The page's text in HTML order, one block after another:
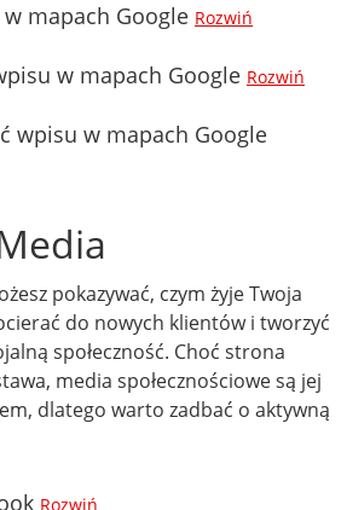
mapach Google Rozwiń
w mapach Google Rozwiń
wpisu w mapach Google
pokazywać, czym żyje Twoja
do nowych klientów i tworzyć
społeczność. Choć strona
media społecznościowe są jej
dlatego warto zadbać o aktywną